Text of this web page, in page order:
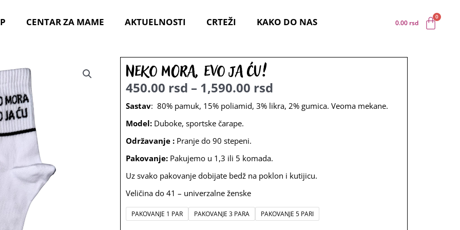
CENTAR ZA MAME AKTUELNOSTI CRTEŽI KAKO DO NAS 0.00 rsd
Neko mora, evo ja ću!
450.00 rsd – 1,590.00 rsd
Raspon
450.00
rsd
1,590.00
Sastav: 80% pamuk, 15% poliamid, 3% likra, 2% gumica. Veoma mekane.
Model: Duboke, sportske čarape.
Održavanje :Pranje do 90 stepeni.
Pakovanje:Pakujemo u 1,3 ili 5 komada.
Uz svako pakovanje dobijate bedž na poklon i kutijicu.
Veličina do 41 – univerzalne ženske
PAKOVANJE 1 PAR PAKOVANJE 3 PARA PAKOVANJE 5 PARI
Neko
mora,